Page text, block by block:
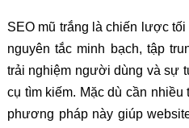
SEO mũ trắng là chiến lược
nguyên tắc minh bạch, tập
trải nghiệm người dùng và sự
cụ tìm kiếm. Mặc dù cần
phương pháp này giúp